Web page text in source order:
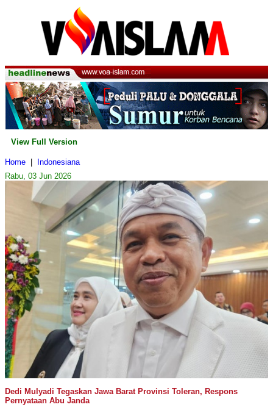
View Full Version
Home
Indonesiana
Rabu, 03 Jun 2026
Dedi Mulyadi Tegaskan Jawa Barat Provinsi Toleran, Respons
Pernyataan Abu Janda